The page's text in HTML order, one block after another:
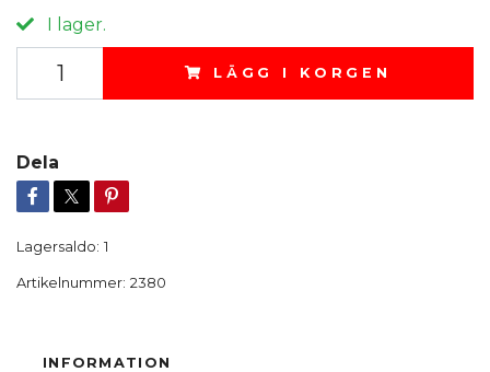
I lager.
LÄGG I KORGEN
Dela
Lagersaldo: 1
Artikelnummer: 2380
INFORMATION